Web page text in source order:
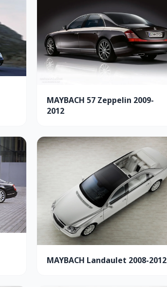
MAYBACH 57 Zeppelin 2009-
2012
MAYBACH Landaulet 2008-2012